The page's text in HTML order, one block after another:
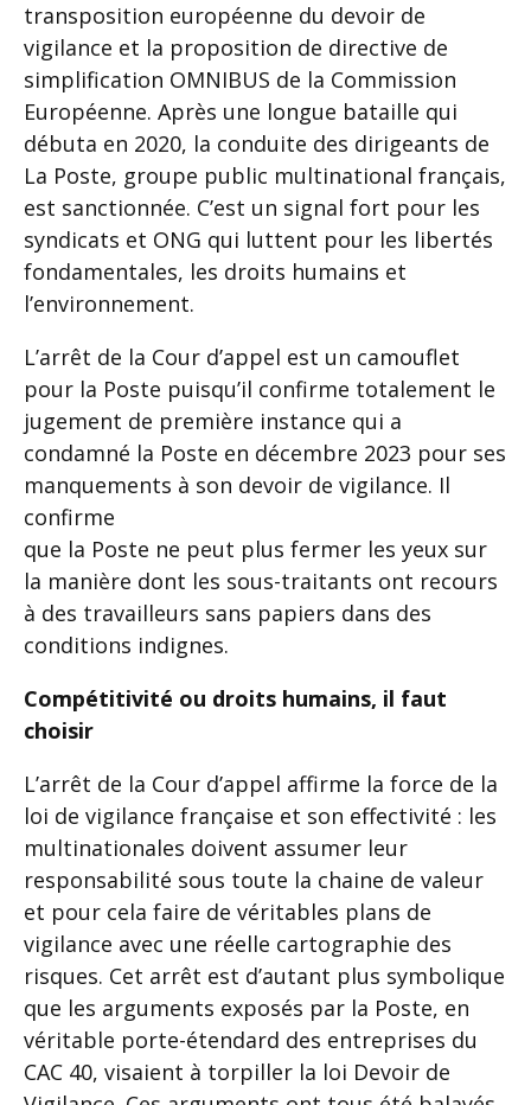
transposition européenne du devoir de
vigilance et la proposition de directive de
simplification OMNIBUS de la Commission
Européenne. Après une longue bataille qui
débuta en 2020, la conduite des dirigeants de
La Poste, groupe public multinational français,
est sanctionnée. C’est un signal fort pour les
syndicats et ONG qui luttent pour les libertés
fondamentales, les droits humains et
l’environnement.
L’arrêt de la Cour d’appel est un camouflet
pour la Poste puisqu’il confirme totalement le
jugement de première instance qui a
condamné la Poste en décembre 2023 pour ses
manquements à son devoir de vigilance. Il
confirme
que la Poste ne peut plus fermer les yeux sur
la manière dont les sous-traitants ont recours
à des travailleurs sans papiers dans des
conditions indignes.
Compétitivité ou droits humains, il faut
choisir
L’arrêt de la Cour d’appel affirme la force de la
loi de vigilance française et son effectivité : les
multinationales doivent assumer leur
responsabilité sous toute la chaine de valeur
et pour cela faire de véritables plans de
vigilance avec une réelle cartographie des
risques. Cet arrêt est d’autant plus symbolique
que les arguments exposés par la Poste, en
véritable porte-étendard des entreprises du
CAC 40, visaient à torpiller la loi Devoir de